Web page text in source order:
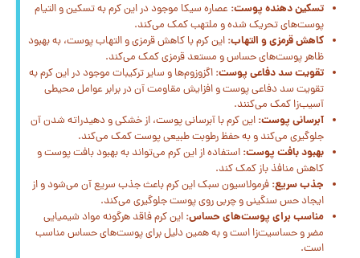
تسکین دهنده پوست: عصاره سیکا موجود در این کرم به تسکین و التیام
پوست‌های تحریک شده و ملتهب کمک می‌کند.
کاهش قرمزی و التهاب: این کرم با کاهش قرمزی و التهاب پوست، به بهبود
ظاهر پوست‌های حساس و مستعد قرمزی کمک می‌کند.
تقویت سد دفاعی پوست: اگزوزوم‌ها و سایر ترکیبات موجود در این کرم به
تقویت سد دفاعی پوست و افزایش مقاومت آن در برابر عوامل محیطی
آسیب‌زا کمک می‌کنند.
آبرسانی پوست: این کرم با آبرسانی پوست، از خشکی و دهیدراته شدن آن
جلوگیری می‌کند و به حفظ رطوبت طبیعی پوست کمک می‌کند.
بهبود بافت پوست: استفاده از این کرم می‌تواند به بهبود بافت پوست و
کاهش منافذ باز کمک کند.
جذب سریع: فرمولاسیون سبک این کرم باعث جذب سریع آن می‌شود و از
ایجاد حس سنگینی و چربی روی پوست جلوگیری می‌کند.
مناسب برای پوست‌های حساس: این کرم فاقد هرگونه مواد شیمیایی
مضر و حساسیت‌زا است و به همین دلیل برای پوست‌های حساس مناسب
است.